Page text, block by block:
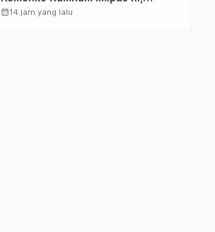
Perkuat Pelayanan Kesehatan bagi
calendar_month14 jam yang lalu